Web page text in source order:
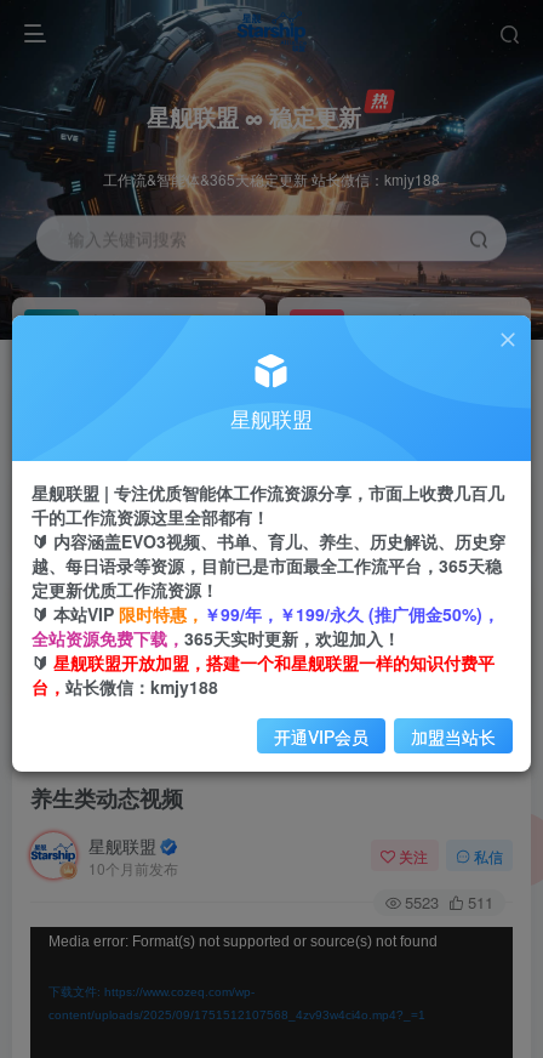
星舰联盟 ∞ 稳定更新
工作流&智能体&365天稳定更新 站长微信：kmjy188
输入关键词搜索
加入会员 工作流主页
每周免费工作流体验
站长招募
推荐
项目周期预估10年
养生类动态视频
星舰联盟
10个月前发布
关注 私信
5523 511
Media error: Format(s) not supported or source(s) not found
下载文件: https://www.cozeq.com/wp-
content/uploads/2025/09/1751512107568_4zv93w4ci4o.mp4?_=1
星舰联盟
星舰联盟 | 专注优质智能体工作流资源分享，市面上收费几百几
千的工作流资源这里全部都有！
🔰 内容涵盖EVO3视频、书单、育儿、养生、历史解说、历史穿
越、每日语录等资源，目前已是市面最全工作流平台，365天稳
定更新优质工作流资源！
🔰 本站VIP 限时特惠， ￥99/年，￥199/永久 (推广佣金50%)，
全站资源免费下载， 365天实时更新，欢迎加入！
🔰 星舰联盟开放加盟，搭建一个和星舰联盟一样的知识付费平
台， 站长微信：kmjy188
开通VIP会员 加盟当站长